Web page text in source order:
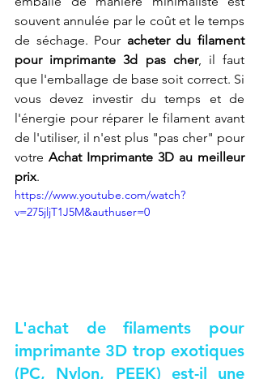
souvent annulée par le coût et le temps
de séchage. Pour acheter du filament
pour imprimante 3d pas cher, il faut
que l'emballage de base soit correct. Si
vous devez investir du temps et de
l'énergie pour réparer le filament avant
de l'utiliser, il n'est plus "pas cher" pour
votre Achat Imprimante 3D au meilleur
prix.
https://www.youtube.com/watch?
v=275jljT1J5M&authuser=0
L'achat de filaments pour
imprimante 3D trop exotiques
(PC, Nylon, PEEK) est-il une